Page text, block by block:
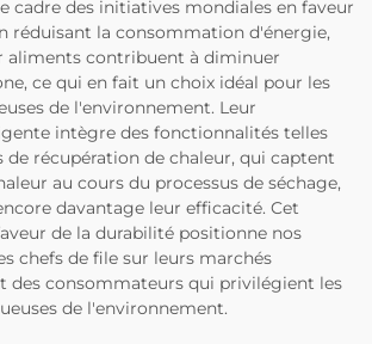
cadre des initiatives mondiales en faveur
réduisant la consommation d'énergie,
aliments contribuent à diminuer
ce qui en fait un choix idéal pour les
de l'environnement. Leur
intègre des fonctionnalités telles
de récupération de chaleur, qui captent
au cours du processus de séchage,
davantage leur efficacité. Cet
de la durabilité positionne nos
chefs de file sur leurs marchés
des consommateurs qui privilégient les
de l'environnement.